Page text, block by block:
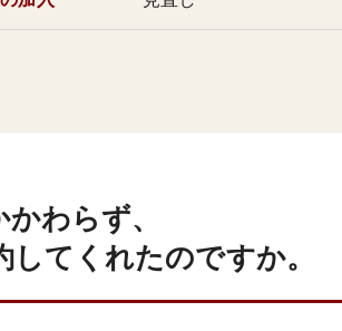
わらず、
てくれたのですか。